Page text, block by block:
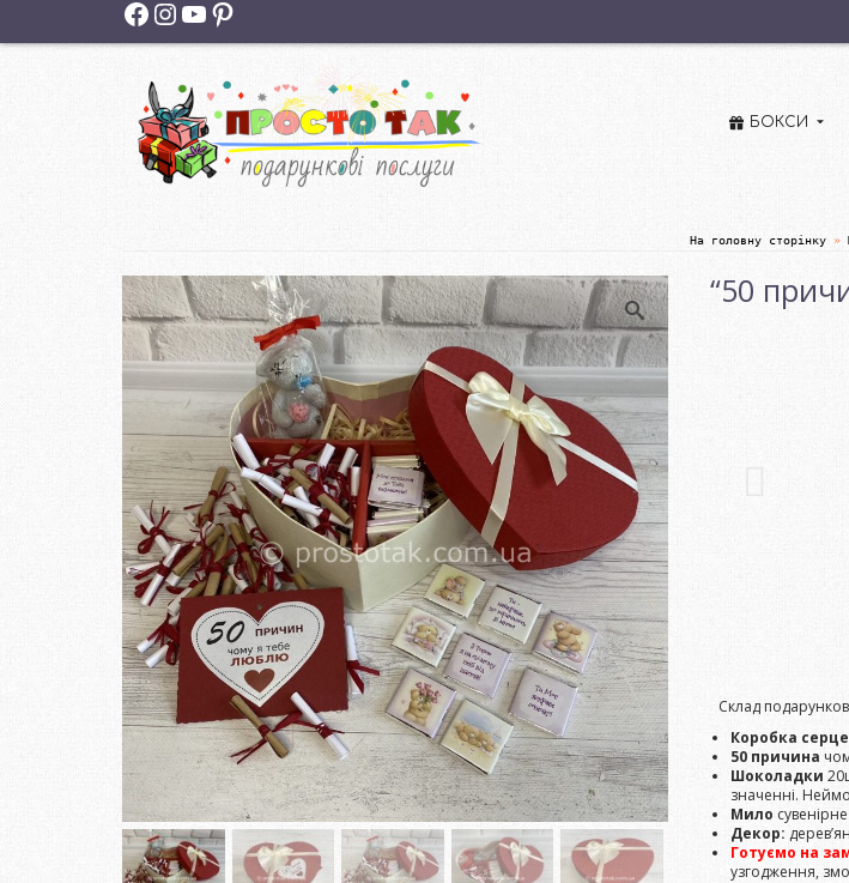
Facebook
Instagram
YouTube
Pinterest
БОКСИ
На головну сторінку »
“50
Склад
Коробка серце
50 причина
Шоколадки
значенні.
Мило
Декор:
Готуємо на
узгодження,